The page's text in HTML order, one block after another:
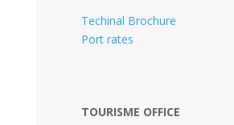
Techinal Brochure
Port rates
TOURISME OFFICE